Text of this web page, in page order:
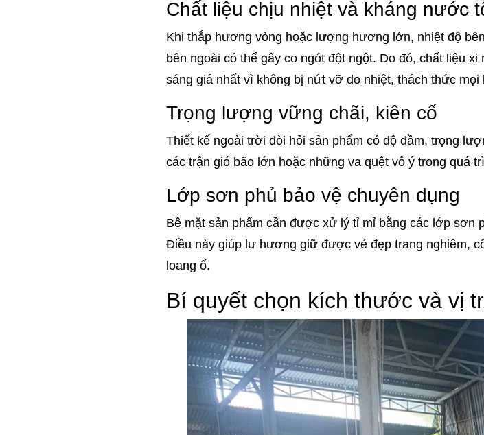
Chất liệu chịu nhiệt và kháng nước
Khi thắp hương vòng hoặc lượng hương lớn, nhiệt độ
bên ngoài có thể gây co ngót đột ngột. Do đó, chất liệu
sáng giá nhất vì không bị nứt vỡ do nhiệt, thách thức
Trọng lượng vững chãi, kiên cố
Thiết kế ngoài trời đòi hỏi sản phẩm có độ đầm, trọng
các trận gió bão lớn hoặc những va quệt vô ý trong quá
Lớp sơn phủ bảo vệ chuyên dụng
Bề mặt sản phẩm cần được xử lý tỉ mỉ bằng các lớp sơn
Điều này giúp lư hương giữ được vẻ đẹp trang nghiêm,
loang ố.
Bí quyết chọn kích thước và vị